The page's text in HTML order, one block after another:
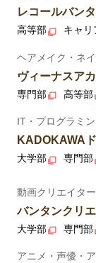
レコールバン
高等部 キャリ
ヘアメイク・ネ
ヴィーナスア
専門部 高等部
IT・プログラミ
KADOKAWA
大学部 専門部
動画クリエイタ
バンタンクリ
大学部 専門部
アニメ・声優・